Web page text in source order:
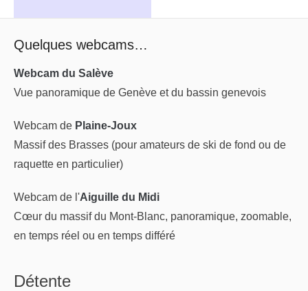
Quelques webcams…
Webcam du Salève
Vue panoramique de Genève et du bassin genevois
Webcam de Plaine-Joux
Massif des Brasses (pour amateurs de ski de fond ou de
raquette en particulier)
Webcam de l'Aiguille du Midi
Cœur du massif du Mont-Blanc, panoramique, zoomable,
en temps réel ou en temps différé
Détente